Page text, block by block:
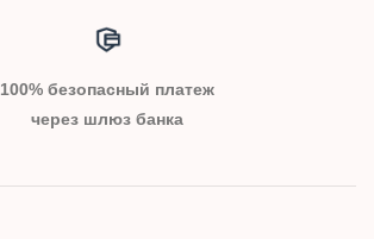
100% безопасный платеж
через шлюз банка